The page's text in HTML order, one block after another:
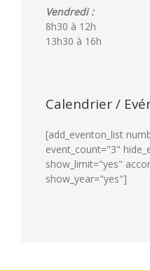
Vendredi :
8h30 à 12h
13h30 à 16h
Calendrier /
[add_eventon_list
event_count="3"
show_limit="yes"
show_year="yes"]